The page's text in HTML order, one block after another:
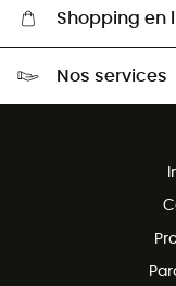
Shopping en
Nos services